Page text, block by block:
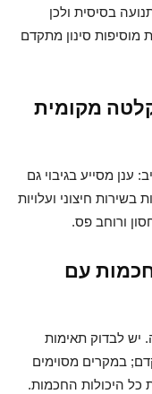
בסיסית ולכן
מוסיפות סינון מתקדם
מקומית
ענן מסייע בגיבוי גם
חיצוני ועלויות
ורוחב פס.
עם
יש לבדוק תאימות
במקרים מסוימים
כל היכולות החכמות.